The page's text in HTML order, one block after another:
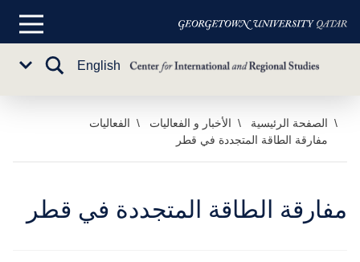
تخطي
المحتوى
القائمة
English
تبديل
الصفحة الرئيسية الأخبار و الفعاليات
الفعاليات
مفارقة الطاقة المتجددة في قطر
مفارقة الطاقة المتجددة في قطر